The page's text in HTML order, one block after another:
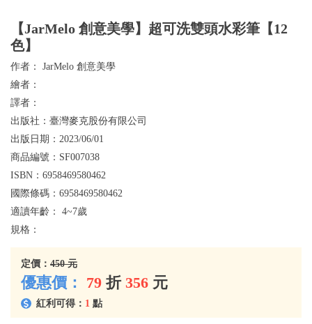
【JarMelo 創意美學】超可洗雙頭水彩筆【12
色】
作者： JarMelo 創意美學
繪者：
譯者：
出版社： 臺灣麥克股份有限公司
出版日期： 2023/06/01
商品編號： SF007038
ISBN： 6958469580462
國際條碼： 6958469580462
適讀年齡： 4~7歲
規格：
定價： 450 元
優惠價： 79 折 356 元
紅利可得： 1 點